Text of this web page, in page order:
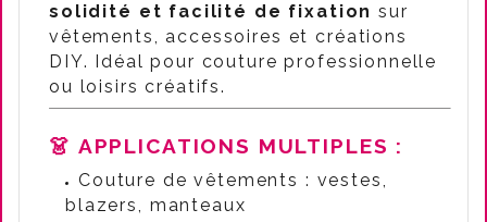
solidité et facilité de fixation sur
vêtements, accessoires et créations
DIY. Idéal pour couture professionnelle
ou loisirs créatifs.
👗 APPLICATIONS MULTIPLES :
Couture de vêtements : vestes,
blazers, manteaux